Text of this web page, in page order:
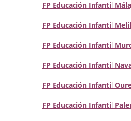
FP Educación Infantil
FP Educación Infantil
FP Educación Infantil
FP Educación Infantil
FP Educación Infantil
FP Educación Infantil